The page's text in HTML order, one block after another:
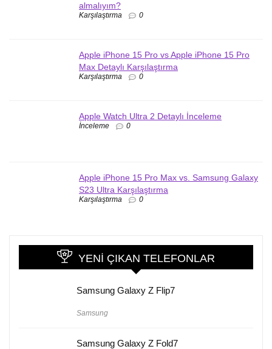
almalıyım?
Karşılaştırma 0
Apple iPhone 15 Pro vs Apple iPhone 15 Pro
Max Detaylı Karşılaştırma
Karşılaştırma 0
Apple Watch Ultra 2 Detaylı İnceleme
İnceleme 0
Apple iPhone 15 Pro Max vs. Samsung Galaxy
S23 Ultra Karşılaştırma
Karşılaştırma 0
YENI ÇIKAN TELEFONLAR
Samsung Galaxy Z Flip7
Samsung
Samsung Galaxy Z Fold7